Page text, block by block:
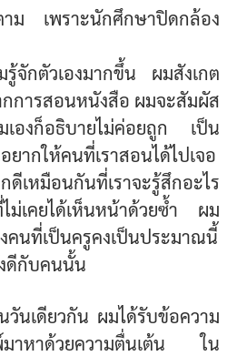
าม เพราะนักศึกษาปิดกล้อง
รู้จักตัวเองมากขึ้น ผมสังเกต
การสอนหนังสือ ผมจะสัมผัส
เองก็อธิบายไม่ค่อยถูก เป็น
ากให้คนที่เราสอนได้ไปเจอ
หมือนกันที่เราจะรู้สึกอะไร
ม่เคยได้เห็นหน้าด้วยซ้ำ ผม
คนที่เป็นครูคงเป็นประมาณนี้
ดีกับคนนั้น
วันเดียวกัน ผมได้รับข้อความ
มาหาด้วยความตื่นเต้น ใน